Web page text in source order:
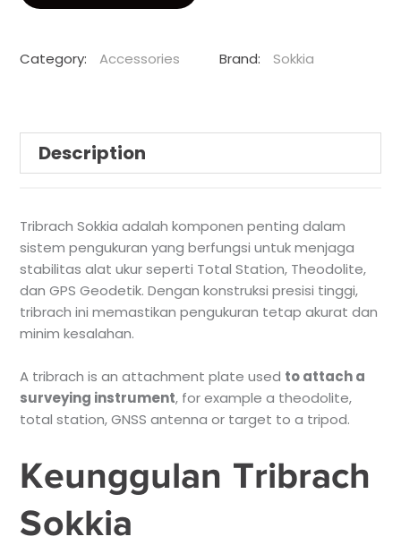
Category: Accessories Brand: Sokkia
Description
Tribrach Sokkia adalah komponen penting dalam
sistem pengukuran yang berfungsi untuk menjaga
stabilitas alat ukur seperti Total Station, Theodolite,
dan GPS Geodetik. Dengan konstruksi presisi tinggi,
tribrach ini memastikan pengukuran tetap akurat dan
minim kesalahan.
A tribrach is an attachment plate used to attach a
surveying instrument, for example a theodolite,
total station, GNSS antenna or target to a tripod.
Keunggulan Tribrach
Sokkia